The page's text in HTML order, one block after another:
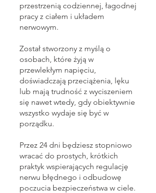
przestrzenią codziennej, łagodnej
pracy z ciałem i układem
nerwowym.
Został stworzony z myślą o
osobach, które żyją w
przewlekłym napięciu,
doświadczają przeciążenia, lęku
lub mają trudność z wyciszeniem
się nawet wtedy, gdy obiektywnie
wszystko wydaje się być w
porządku.
Przez 24 dni będziesz stopniowo
wracać do prostych, krótkich
praktyk wspierających regulację
nerwu błędnego i odbudowę
poczucia bezpieczeństwa w ciele.